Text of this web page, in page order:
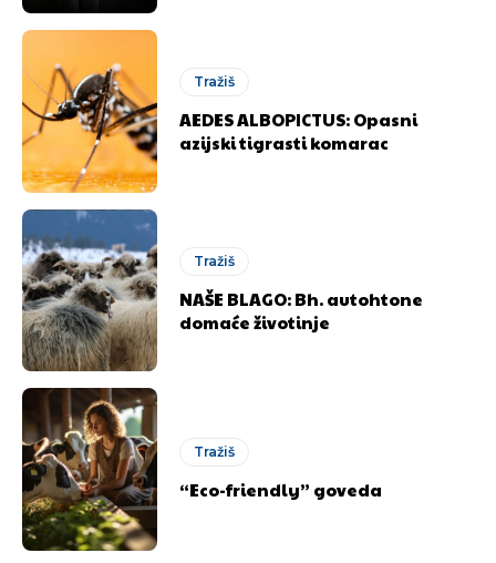
Tražiš
AEDES ALBOPICTUS: Opasni
azijski tigrasti komarac
Tražiš
NAŠE BLAGO: Bh. autohtone
domaće životinje
Tražiš
“Eco-friendly” goveda